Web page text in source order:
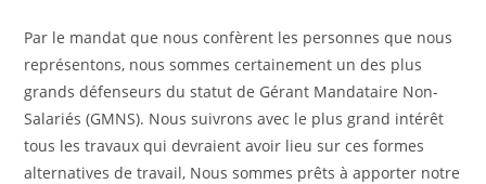
Par le mandat que nous confèrent les personnes que nous
représentons, nous sommes certainement un des plus
grands défenseurs du statut de Gérant Mandataire Non-
Salariés (GMNS). Nous suivrons avec le plus grand intérêt
tous les travaux qui devraient avoir lieu sur ces formes
alternatives de travail, Nous sommes prêts à apporter notre